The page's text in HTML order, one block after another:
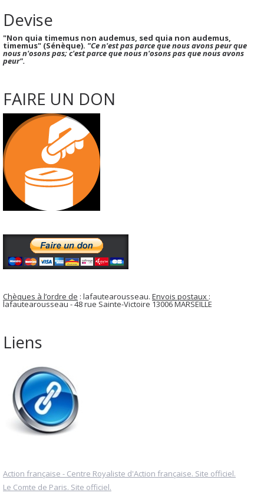
Devise
"Non quia timemus non audemus, sed quia non audemus,
timemus" (Sénèque). "Ce n'est pas parce que nous avons peur que
nous n'osons pas; c'est parce que nous n'osons pas que nous avons
peur".
FAIRE UN DON
Chèques à l’ordre de : lafautearousseau. Envois postaux :
lafautearousseau - 48 rue Sainte-Victoire 13006 MARSEILLE
Liens
Action française - Centre Royaliste d'Action française. Site officiel.
Le Comte de Paris. Site officiel.